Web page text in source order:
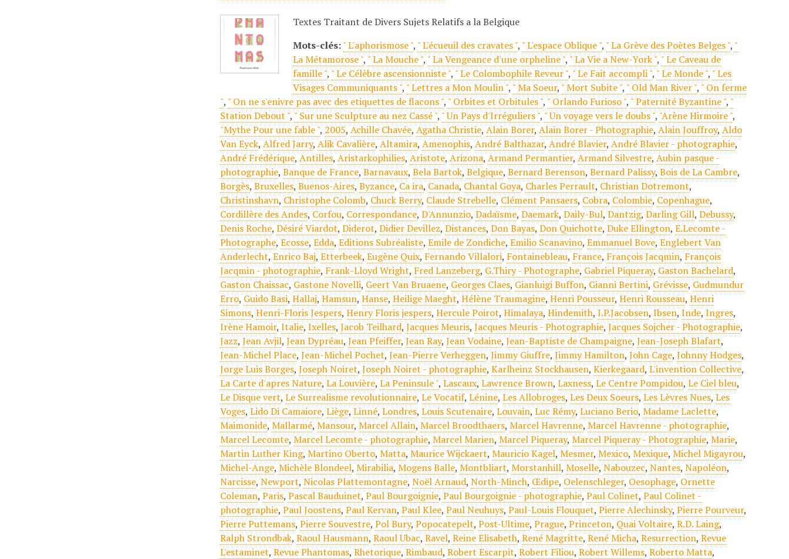
Textes Traitant de Divers Sujets Relatifs a la Belgique
Mots-clés:" L'aphorismose ", " L'écueuil des cravates ", " L'espace Oblique ", " La Grève des Poètes Belges ", "
La Métamorose ", " La Mouche ", " La Vengeance d'une orpheline ", " La Vie a New-York ", " Le Caveau de
famille ", " Le Célèbre ascensionniste ", " Le Colombophile Reveur ", " Le Fait accompli ", " Le Monde ", " Les
Visages Communiquants ", " Lettres a Mon Moulin ", " Ma Soeur, " Mort Subite ", " Old Man River ", " On ferme
", " On ne s'enivre pas avec des etiquettes de flacons ", " Orbites et Orbitules ", " Orlando Furioso ", " Paternité Byzantine ", "
Station Debout ", " Sur une Sculpture au nez Cassé ", " Un Pays d'Irréguliers ", " Un voyage vers le doubs ", "Arène Hirmoire ",
"Mythe Pour une fable ", 2005,Achille Chavée,Agatha Christie,Alain Borer,Alain Borer - Photographie,Alain Jouffroy,Aldo
Van Eyck,Alfred Jarry,Alik Cavalière,Altamira,Amenophis,André Balthazar,André Blavier,André Blavier - photographie,
André Frédérique,Antilles,Aristarkophilies,Aristote,Arizona,Armand Permantier,Armand Silvestre,Aubin pasque -
photographie,Banque de France,Barnavaux,Bela Bartok,Belgique,Bernard Berenson,Bernard Palissy,Bois de La Cambre,
Borgès,Bruxelles,Buenos-Aires,Byzance, Ca ira, Canada, Chantal Goya, Charles Perrault, Christian Dotremont,
Christinshavn, Christophe Colomb, Chuck Berry, Claude Strebelle, Clément Pansaers, Cobra, Colombie, Copenhague,
Cordillère des Andes, Corfou, Correspondance,D'Annunzio,Dadaïsme,Daemark,Daily-Bul,Dantzig,Darling Gill,Debussy,
Denis Roche,Désiré Viardot,Diderot,Didier Devillez,Distances,Don Bayas,Don Quichotte,Duke Ellington,E.Lecomte -
Photographe,Ecosse,Edda,Editions Subréaliste,Emile de Zondiche,Emilio Scanavino,Emmanuel Bove,Englebert Van
Anderlecht,Enrico Baj,Etterbeek,Eugène Quix, Fernando Villalori, Fontainebleau, France, François Jacqmin, François
Jacqmin - photographie, Frank-Lloyd Wright, Fred Lanzeberg, G.Thiry - Photographe, Gabriel Piqueray, Gaston Bachelard,
Gaston Chaissac, Gastone Novelli, Geert Van Bruaene, Georges Claes, Gianluigi Buffon, Gianni Bertini, Grévisse, Gudmundur
Erro, Guido Basi,Hallaj,Hamsun,Hanse,Heilige Maeght,Hélène Traumagine,Henri Pousseur,Henri Rousseau,Henri
Simons,Henri-Floris Jespers,Henry Floris jespers,Hercule Poirot,Himalaya,Hindemith,I.P.Jacobsen,Ibsen,Inde,Ingres,
Irène Hamoir,Italie,Ixelles,Jacob Teilhard,Jacques Meuris,Jacques Meuris - Photographie,Jacques Sojcher - Photographie,
Jazz,Jean Avjil,Jean Dypréau,Jean Pfeiffer,Jean Ray,Jean Vodaine,Jean-Baptiste de Champaigne,Jean-Joseph Blafart,
Jean-Michel Place,Jean-Michel Pochet,Jean-Pierre Verheggen,Jimmy Giuffre,Jimmy Hamilton,John Cage,Johnny Hodges,
Jorge Luis Borges,Joseph Noiret,Joseph Noiret - photographie,Karlheinz Stockhausen,Kierkegaard,L'invention Collective,
La Carte d'apres Nature,La Louvière,La Peninsule ",Lascaux,Lawrence Brown,Laxness,Le Centre Pompidou,Le Ciel bleu,
Le Disque vert,Le Surrealisme revolutionnaire,Le Vocatif,Lénine,Les Allobroges,Les Deux Soeurs,Les Lèvres Nues,Les
Voges,Lido Di Camaiore,Liège,Linné,Londres,Louis Scutenaire,Louvain,Luc Rémy,Luciano Berio,Madame Laclette,
Maimonide,Mallarmé,Mansour,Marcel Allain,Marcel Broodthaers,Marcel Havrenne,Marcel Havrenne - photographie,
Marcel Lecomte,Marcel Lecomte - photographie,Marcel Marien,Marcel Piqueray,Marcel Piqueray - Photographie,Marie,
Martin Luther King,Martino Oberto,Matta,Maurice Wijckaert,Mauricio Kagel,Mesmer,Mexico,Mexique,Michel Migayrou,
Michel-Ange,Michèle Blondeel,Mirabilia,Mogens Balle,Montbliart,Morstanhill,Moselle,Nabouzec,Nantes,Napoléon,
Narcisse,Newport,Nicolas Plattemontagne,Noël Arnaud,North-Minch, Œdipe, Oelenschleger, Oesophage, Ornette
Coleman,Paris,Pascal Bauduinet,Paul Bourgoignie,Paul Bourgoignie - photographie,Paul Colinet,Paul Colinet -
photographie,Paul Joostens,Paul Kervan,Paul Klee,Paul Neuhuys,Paul-Louis Flouquet,Pierre Alechinsky,Pierre Pourveur,
Pierre Puttemans,Pierre Souvestre,Pol Bury,Popocatepelt,Post-Ultime,Prague,Princeton, Quai Voltaire,R.D. Laing,
Ralph Strondbak,Raoul Hausmann,Raoul Ubac,Ravel,Reine Elisabeth,René Magritte,René Micha,Resurrection,Revue
L'estaminet,Revue Phantomas,Rhetorique,Rimbaud,Robert Escarpit,Robert Filiou,Robert Willems,Roberto Matta,